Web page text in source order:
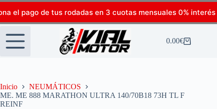
el pago de tus rodadas en 3 cuotas mensuales 0% interés
0.00€
Inicio
NEUMÁTICOS
ME. ME 888 MARATHON ULTRA 140/70B18 73H TL F
REINF